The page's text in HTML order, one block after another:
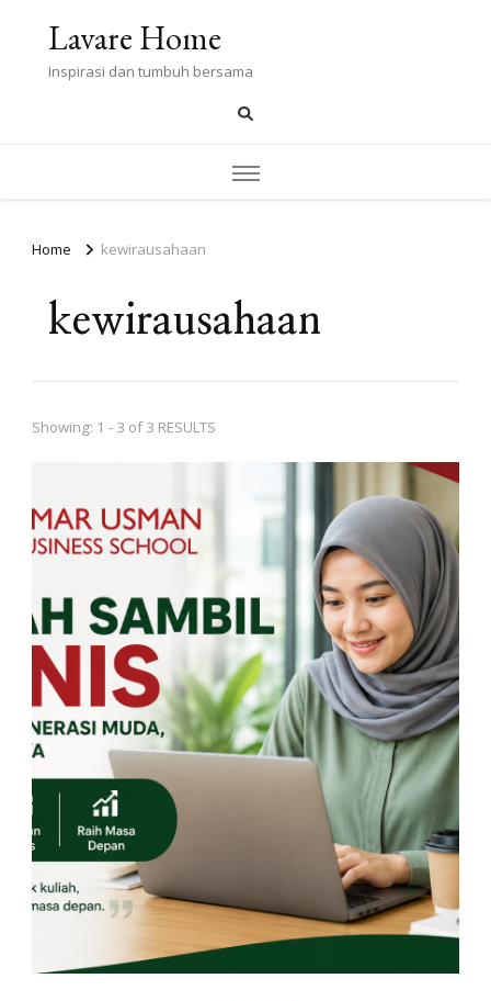
Lavare Home
Inspirasi dan tumbuh bersama
Home kewirausahaan
kewirausahaan
Showing: 1 - 3 of 3 RESULTS